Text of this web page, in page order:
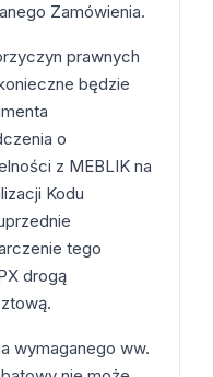
Zamówienia.
prawnych
będzie
o
z MEBLIK na
Kodu
tego
drogą
wymaganego ww.